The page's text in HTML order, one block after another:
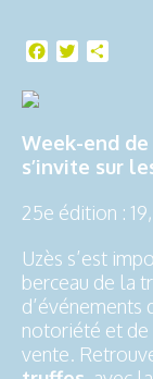
Facebook
Twitter
Week-end
s’invite sur
25e édition :
Uzès s’est
berceau de la
d’événements
notoriété et de
vente.